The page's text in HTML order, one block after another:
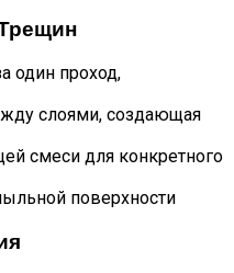
один проход,
слоями, создающая
смеси для конкретного
поверхности